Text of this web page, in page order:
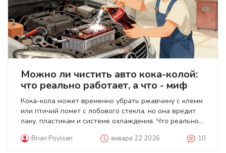
Можно ли чистить авто кока-колой:
что реально работает, а что - миф
Кока-кола может временно убрать ржавчину с клемм
или птичий помет с лобового стекла, но она вредит
лаку, пластикам и системе охлаждения. Что реально
разбор с экспертными данными.
Brian Povlsen января 22 2026 10